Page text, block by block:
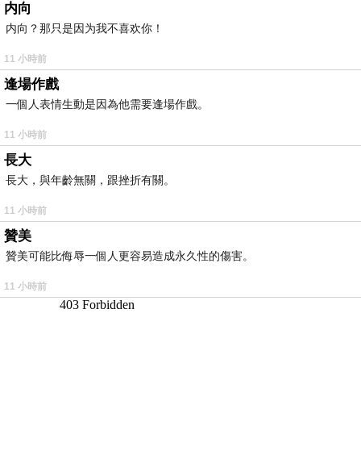
内向
内向？那只是因为我不喜欢你！
11 小時前
逢場作戲
一個人表情生動是因為他需要逢場作戲。
11 小時前
長大
長大，與年齡無關，跟挫折有關。
11 小時前
贊美
贊美可能比侮辱一個人更容易造成永久性的傷害。
11 小時前